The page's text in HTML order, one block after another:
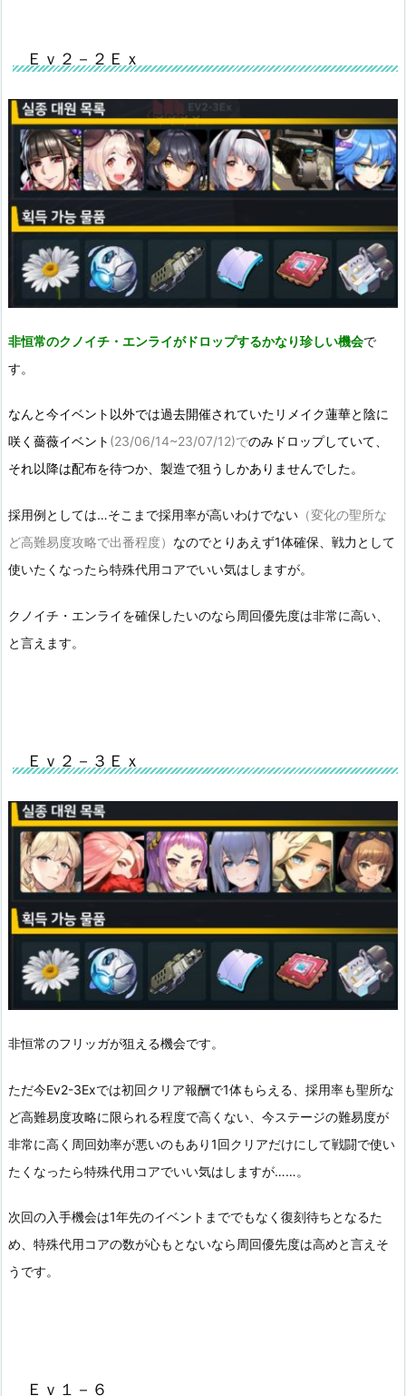
Ｅｖ２－２Ｅｘ
非恒常のクノイチ・エンライがドロップするかなり珍しい機会で
す。
なんと今イベント以外では過去開催されていたリメイク蓮華と陰に
咲く薔薇イベント (23/06/14~23/07/12)でのみドロップしていて、
それ以降は配布を待つか、製造で狙うしかありませんでした。
採用例としては…そこまで採用率が高いわけでない （変化の聖所な
ど高難易度攻略で出番程度） なのでとりあえず1体確保、戦力として
使いたくなったら特殊代用コアでいい気はしますが。
クノイチ・エンライを確保したいのなら周回優先度は非常に高い、
と言えます。
Ｅｖ２－３Ｅｘ
非恒常のフリッガが狙える機会です。
ただ今Ev2-3Exでは初回クリア報酬で1体もらえる、採用率も聖所な
ど高難易度攻略に限られる程度で高くない、今ステージの難易度が
非常に高く周回効率が悪いのもあり1回クリアだけにして戦闘で使い
たくなったら特殊代用コアでいい気はしますが……。
次回の入手機会は1年先のイベントまででもなく復刻待ちとなるた
め、特殊代用コアの数が心もとないなら周回優先度は高めと言えそ
うです。
Ｅｖ１－６